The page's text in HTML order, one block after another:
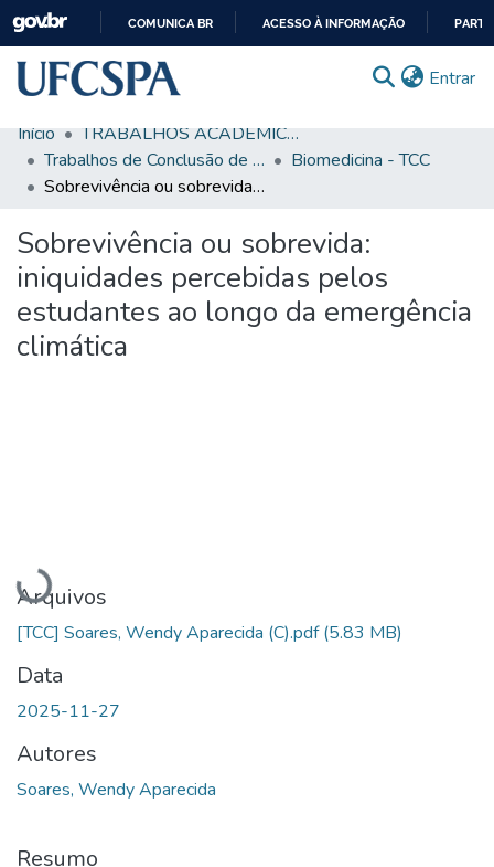
CONTEÚDO
COMUNICA BR ACESSO À INFORMAÇÃO
Entrar
Comunidades & Coleções
Busca Facetada
Estatísticas
Autoarquivamento
Sobre o RI-UFCSPA
Início
TRABALHOS ACADÊMICOS
Trabalhos de Conclusão de Curso de Graduação
Biomedicina - TCC
Sobrevivência ou sobrevida: iniquidades percebidas pelos estudantes ao longo da emergência climática
Sobrevivência ou sobrevida:
iniquidades percebidas pelos
estudantes ao longo da emergência
climática
Carregando...
Arquivos
[TCC] Soares, Wendy Aparecida (C).pdf(5.83 MB)
Data
2025-11-27
Autores
Soares, Wendy Aparecida
Resumo